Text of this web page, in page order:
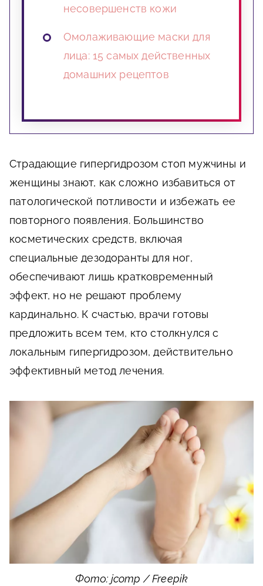
несовершенств кожи
Омолаживающие маски для
лица: 15 самых действенных
домашних рецептов
Страдающие гипергидрозом стоп мужчины и
женщины знают, как сложно избавиться от
патологической потливости и избежать ее
повторного появления. Большинство
косметических средств, включая
специальные дезодоранты для ног,
обеспечивают лишь кратковременный
эффект, но не решают проблему
кардинально. К счастью, врачи готовы
предложить всем тем, кто столкнулся с
локальным гипергидрозом, действительно
эффективный метод лечения.
Фото: jcomp / Freepik